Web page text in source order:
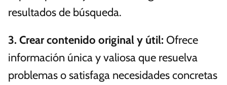
resultados de búsqueda.
3. Crear contenido original y útil: Ofrece
información única y valiosa que resuelva
problemas o satisfaga necesidades concretas